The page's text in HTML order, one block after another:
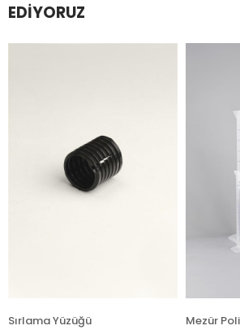
EDIYORUZ
Yüzüğü Mezür Polipropilen